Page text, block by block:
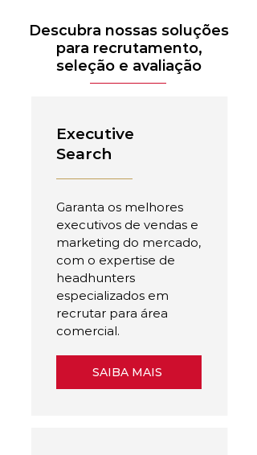
Descubra nossas soluções
para recrutamento,
seleção e avaliação
Executive
Search
Garanta os melhores
executivos de vendas e
marketing do mercado,
com o expertise de
headhunters
especializados em
recrutar para área
comercial.
SAIBA MAIS